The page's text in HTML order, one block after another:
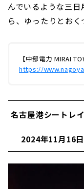
んでいるような三
ら、ゆったりとおく
【中部電力 MIRAI
https://
名古屋港シートレ
2024年11月16